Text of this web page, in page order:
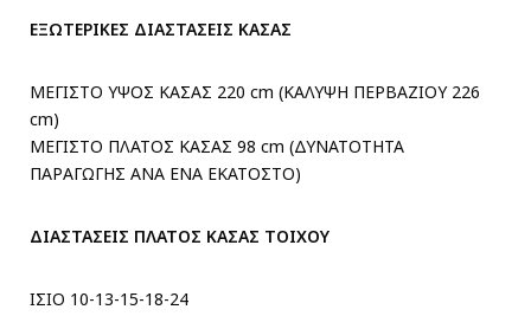
ΕΞΩΤΕΡΙΚΕΣ ΔΙΑΣΤΑΣΕΙΣ ΚΑΣΑΣ
ΜΕΓΙΣΤΟ ΥΨΟΣ ΚΑΣΑΣ 220 cm (ΚΑΛΥΨΗ ΠΕΡΒΑΖΙΟΥ 226
cm)
ΜΕΓΙΣΤΟ ΠΛΑΤΟΣ ΚΑΣΑΣ 98 cm (ΔΥΝΑΤΟΤΗΤΑ
ΠΑΡΑΓΩΓΗΣ ΑΝΑ ΕΝΑ ΕΚΑΤΟΣΤΟ)
ΔΙΑΣΤΑΣΕΙΣ ΠΛΑΤΟΣ ΚΑΣΑΣ ΤΟΙΧΟΥ
ΙΣΙΟ 10-13-15-18-24